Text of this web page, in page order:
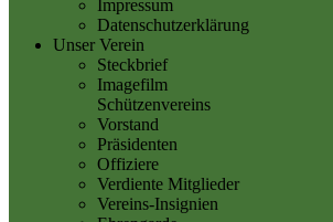
Impressum
Datenschutzerklärung
Unser Verein
Steckbrief
Imagefilm
Schützenvereins
Vorstand
Präsidenten
Offiziere
Verdiente Mitglieder
Vereins-Insignien